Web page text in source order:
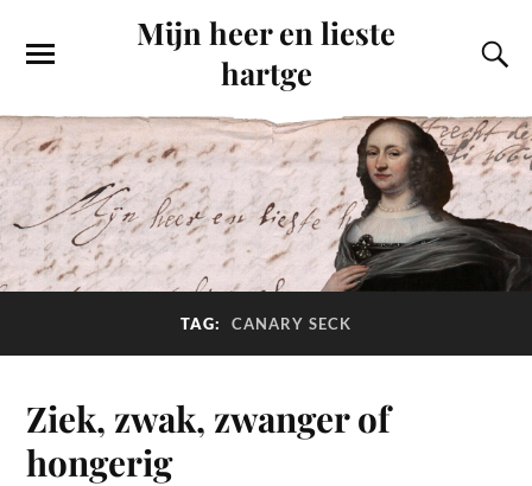
Mijn heer en lieste
hartge
TAG: CANARY SECK
Ziek, zwak, zwanger of
hongerig